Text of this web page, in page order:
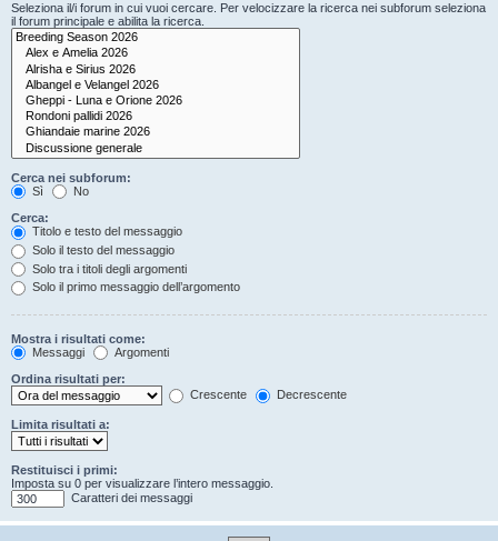
Seleziona il/i forum in cui vuoi cercare. Per velocizzare la ricerca nei subforum seleziona
il forum principale e abilita la ricerca.
Cerca nei subforum:
Sì
No
Cerca:
Titolo e testo del messaggio
Solo il testo del messaggio
Solo tra i titoli degli argomenti
Solo il primo messaggio dell’argomento
Mostra i risultati come:
Messaggi
Argomenti
Ordina risultati per:
Crescente
Decrescente
Limita risultati a:
Restituisci i primi:
Imposta su 0 per visualizzare l’intero messaggio.
Caratteri dei messaggi